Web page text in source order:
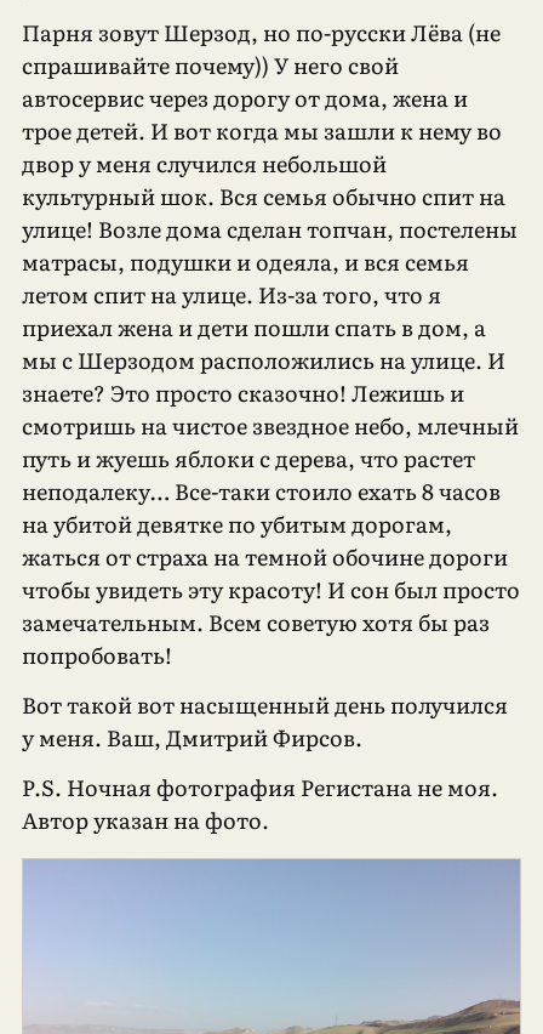
Парня зовут Шерзод, но по-русски Лёва (не
спрашивайте почему)) У него свой
автосервис через дорогу от дома, жена и
трое детей. И вот когда мы зашли к нему во
двор у меня случился небольшой
культурный шок. Вся семья обычно спит на
улице! Возле дома сделан топчан, постелены
матрасы, подушки и одеяла, и вся семья
летом спит на улице. Из-за того, что я
приехал жена и дети пошли спать в дом, а
мы с Шерзодом расположились на улице. И
знаете? Это просто сказочно! Лежишь и
смотришь на чистое звездное небо, млечный
путь и жуешь яблоки с дерева, что растет
неподалеку… Все-таки стоило ехать 8 часов
на убитой девятке по убитым дорогам,
жаться от страха на темной обочине дороги
чтобы увидеть эту красоту! И сон был просто
замечательным. Всем советую хотя бы раз
попробовать!
Вот такой вот насыщенный день получился
у меня. Ваш, Дмитрий Фирсов.
P.S. Ночная фотография Регистана не моя.
Автор указан на фото.